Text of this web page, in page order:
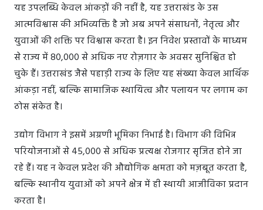
यह उपलब्धि केवल आंकड़ों की नहीं है, यह उत्तराखंड के उस
आत्मविश्वास की अभिव्यक्ति है जो अब अपने संसाधनों, नेतृत्व और
युवाओं की शक्ति पर विश्वास करता है। इन निवेश प्रस्तावों के माध्यम
से राज्य में 80,000 से अधिक नए रोज़गार के अवसर सुनिश्चित हो
चुके हैं। उत्तराखंड जैसे पहाड़ी राज्य के लिए यह संख्या केवल आर्थिक
आंकड़ा नहीं, बल्कि सामाजिक स्थायित्व और पलायन पर लगाम का
ठोस संकेत है।
उद्योग विभाग ने इसमें अग्रणी भूमिका निभाई है। विभाग की विभिन्न
परियोजनाओं से 45,000 से अधिक प्रत्यक्ष रोजगार सृजित होने जा
रहे हैं। यह न केवल प्रदेश की औद्योगिक क्षमता को मज़बूत करता है,
बल्कि स्थानीय युवाओं को अपने क्षेत्र में ही स्थायी आजीविका प्रदान
करता है।